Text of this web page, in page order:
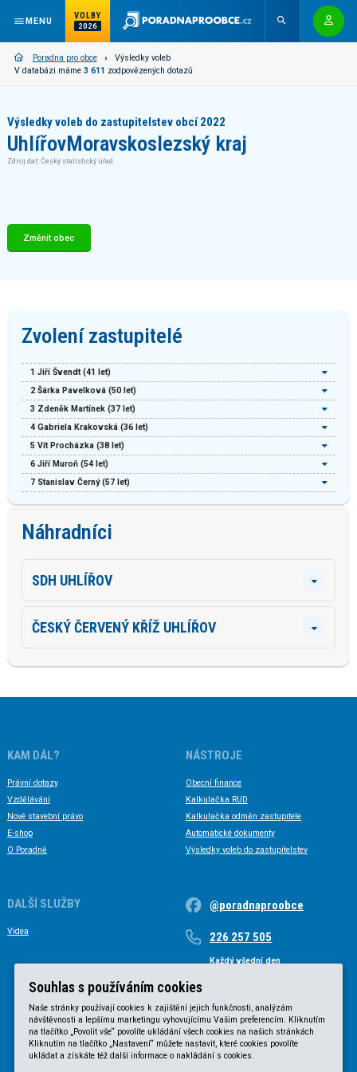
MENU
VOLBY
2026
Poradna pro obce
Výsledky voleb
V databázi máme 3 611 zodpovězených dotazů
Výsledky voleb do zastupitelstev obcí 2022
UhlířovMoravskoslezský kraj
Zdroj dat: Český statistický úřad
Změnit obec
Zvolení zastupitelé
1 Jiří Švendt(41 let)
2 Šárka Pavelková(50 let)
3 Zdeněk Martínek(37 let)
4 Gabriela Krakovská(36 let)
5 Vít Procházka(38 let)
6 Jiří Muroň(54 let)
7 Stanislav Černý(57 let)
Náhradníci
SDH UHLÍŘOV
ČESKÝ ČERVENÝ KŘÍŽ UHLÍŘOV
KAM DÁL?
Právní dotazy
Vzdělávání
Nové stavební právo
E-shop
O Poradně
NÁSTROJE
Obecní finance
Kalkulačka RUD
Kalkulačka odměn zastupitele
Automatické dokumenty
Výsledky voleb do zastupitelstev
DALŠÍ SLUŽBY
Videa
@poradnaproobce
226 257 505
Každý všední den
Souhlas s používáním cookies
Naše stránky používají cookies k zajištění jejich funkčnosti, analýzám
návštěvnosti a lepšímu marketingu vyhovujícímu Vašim preferencím. Kliknutím
na tlačítko „Povolit vše“ povolíte ukládání všech cookies na našich stránkách.
Kliknutím na tlačítko „Nastavení“ můžete nastavit, které cookies povolíte
ukládat a získáte též další informace o nakládání s cookies.